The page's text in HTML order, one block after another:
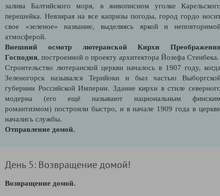
залива Балтийского моря, в живописном уголке
перешейка. Невзирая на все капризы погоды, город гордо
свое «зеленое» название, выделяясь яркой и
атмосферой.
Внешний осмотр лютеранскойКирхи
Господня, построенной о проекту архитектора Йозефа Стенбека.
Строительство лютеранской церкви началось в 1907 году,
Зеленогорск назывался Терийоки и был частью
губернии Российской Империи. Здание кирхи в стиле
модерна (его ещё называют национальным
романтизмом) построили быстро, и в начале 1909 года в
начались службы.
Отправление домой.
День 5: Возвращение домой!
Возвращение домой.